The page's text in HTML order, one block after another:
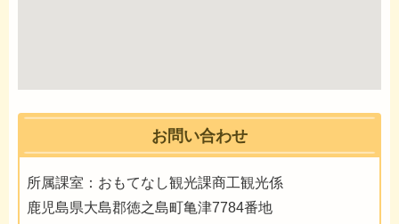
お問い合わせ
所属課室：おもてなし観光課商工観光係
鹿児島県大島郡徳之島町亀津7784番地